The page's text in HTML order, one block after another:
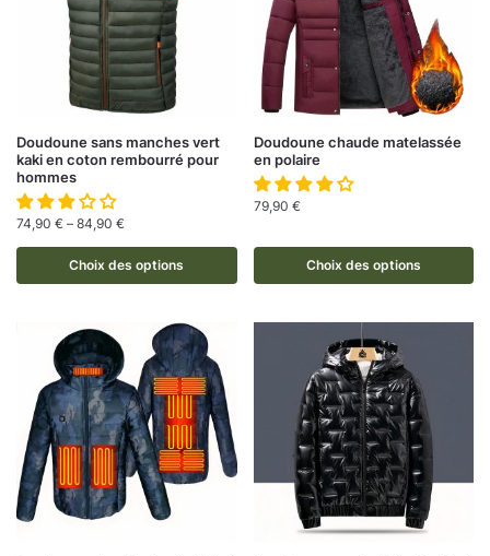
Doudoune sans manches vert
kaki en coton rembourré pour
hommes
74,90 € – 84,90 €
Choix des options
Doudoune chaude matelassée
en polaire
79,90 €
Choix des options